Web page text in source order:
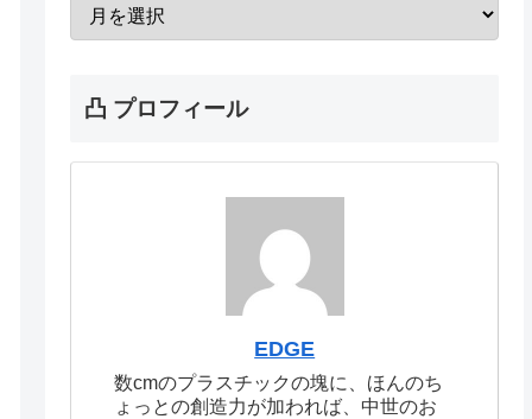
凸 プロフィール
EDGE
数cmのプラスチックの塊に、ほんのち
ょっとの創造力が加われば、中世のお